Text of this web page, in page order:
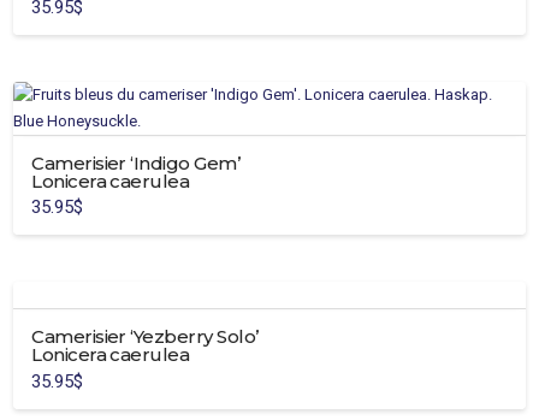
35.95$
Camerisier ‘Indigo Gem’
Lonicera caerulea
35.95$
Camerisier ‘Yezberry Solo’
Lonicera caerulea
35.95$